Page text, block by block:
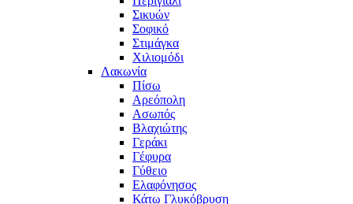
Σικυών
Σοφικό
Στιμάγκα
Χιλιομόδι
Λακωνία
Πίσω
Αρεόπολη
Ασωπός
Βλαχιώτης
Γεράκι
Γέφυρα
Γύθειο
Ελαφόνησος
Κάτω Γλυκόβρυση